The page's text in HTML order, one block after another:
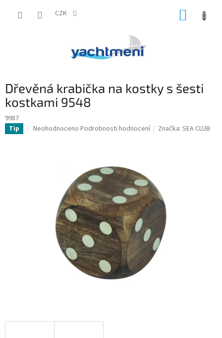
CZK
Dřevěná krabička na kostky s šesti
kostkami 9548
9987
Tip
Průměrné
hvězdiček.
Neohodnoceno Podrobnosti hodnocení Značka:SEA CLUB